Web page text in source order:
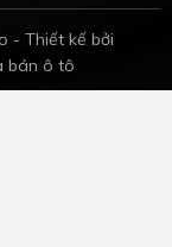
- Thiết kế bởi
bán ô tô